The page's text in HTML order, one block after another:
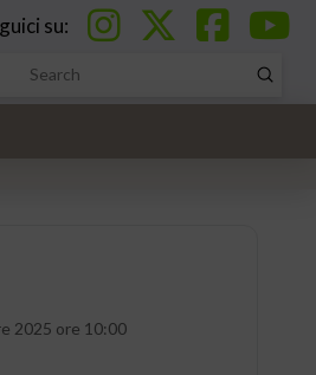
su:
Submit
2025 ore 10:00